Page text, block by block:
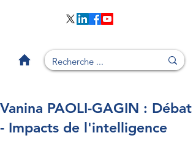
Vanina PAOLI-GAGIN : Débat
- Impacts de l'intelligence